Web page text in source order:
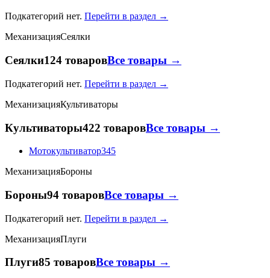
Подкатегорий нет. Перейти в раздел →
МеханизацияСеялки
Сеялки124 товаровВсе товары →
Подкатегорий нет. Перейти в раздел →
МеханизацияКультиваторы
Культиваторы422 товаровВсе товары →
Мотокультиватор345
МеханизацияБороны
Бороны94 товаровВсе товары →
Подкатегорий нет. Перейти в раздел →
МеханизацияПлуги
Плуги85 товаровВсе товары →